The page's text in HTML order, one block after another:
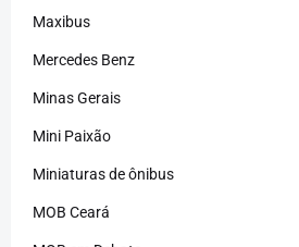
Maxibus
Mercedes Benz
Minas Gerais
Mini Paixão
Miniaturas de ônibus
MOB Ceará